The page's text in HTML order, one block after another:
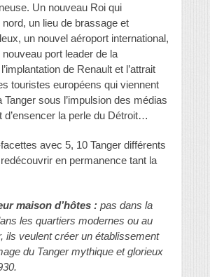
Un nouveau Roi qui
un lieu de brassage et
un nouvel aéroport international,
port leader de la
de Renault et l’attrait
touristes européens qui viennent
Tanger sous l’impulsion des médias
d’ensencer la perle du Détroit…
avec 5, 10 Tanger différents
en permanence tant la
maison d’hôtes : pas dans la
les quartiers modernes ou au
ils veulent créer un établissement
du Tanger mythique et glorieux